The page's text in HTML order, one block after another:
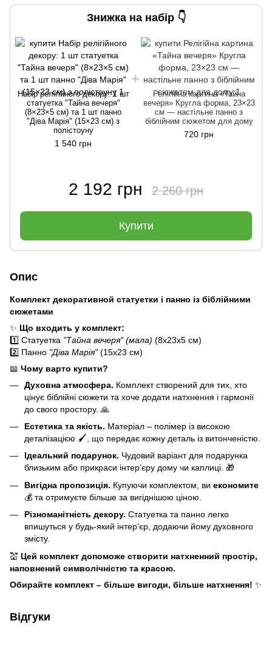
Знижка на набір 👇
Набір релігійного декору: 1 шт
статуетка "Тайна вечеря"
(8×23×5 см) та 1 шт панно
"Діва Марія" (15×23 см) з
полістоуну
1 540 грн
Релігійна картина «Тайна
вечеря» Кругла форма, 23×23
см — настільне панно з
біблійним сюжетом для дому
720 грн
2 192 грн 2 260 грн
Купити
Опис
Комплект декоративной статуетки і панно із біблійними
сюжетами
✨ Що входить у комплект:
1️⃣ Статуетка "Тайна вечеря" (мала) (8x23x5 см)
2️⃣ Панно "Діва Марія"(15x23 см)
📖 Чому варто купити?
Духовна атмосфера. Комплект створений для тих, хто
цінує біблійні сюжети та хоче додати натхнення і гармонії
до свого простору. 🙏
Естетика та якість. Матеріал – полімер із високою
деталізацією 🖌️, що передає кожну деталь із витонченістю.
Ідеальний подарунок. Чудовий варіант для подарунка
близьким або прикраси інтер’єру дому чи каплиці. 🎁
Вигідна пропозиція. Купуючи комплектом, ви економите
💰 та отримуєте більше за вигіднішою ціною.
Різноманітність декору. Статуетка та панно легко
впишуться у будь-який інтер’єр, додаючи йому духовного
змісту.
💒 Цей комплект допоможе створити натхненний простір,
наповнений символічністю та красою.
Обирайте комплект – більше вигоди, більше натхнення! ✨
Відгуки